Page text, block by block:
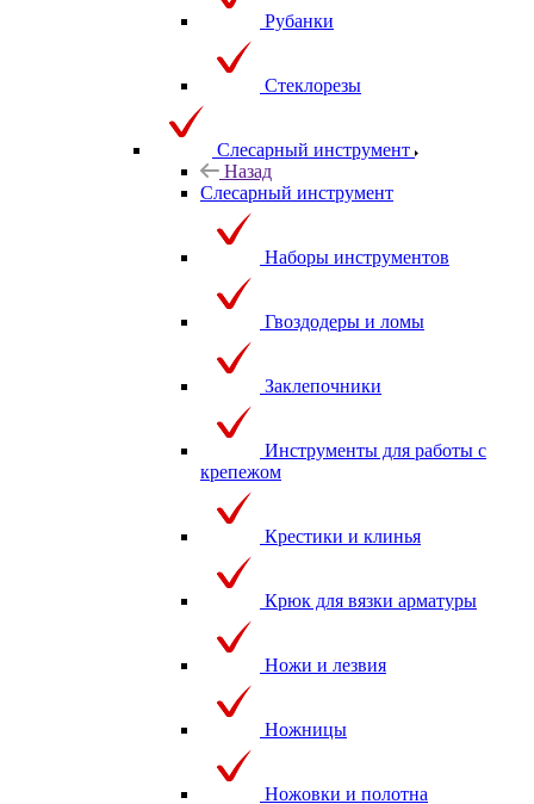
Рубанки
Стеклорезы
Слесарный инструмент
Назад
Слесарный инструмент
Наборы инструментов
Гвоздодеры и ломы
Заклепочники
Инструменты для работы с
крепежом
Крестики и клинья
Крюк для вязки арматуры
Ножи и лезвия
Ножницы
Ножовки и полотна